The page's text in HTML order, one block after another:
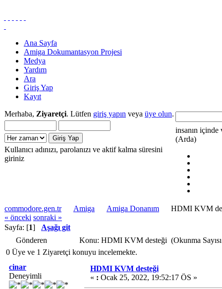
Ana Sayfa
Amiga Dokumantasyon Projesi
Medya
Yardım
Ara
Giriş Yap
Kayıt
Merhaba, Ziyaretçi. Lütfen giriş yapın veya üye olun.
Kullanıcı adınızı, parolanızı ve aktif kalma süresini
giriniz
insanın içinde
(Arda)
commodore.gen.tr Amiga Amiga Donanım
HDMI KVM
« önceki sonraki »
Sayfa: [1] Aşağı git
Gönderen
Konu: HDMI KVM desteği (Okunma
0 Üye ve 1 Ziyaretçi konuyu incelemekte.
cinar
Deneyimli
HDMI KVM desteği
« : Ocak 25, 2022, 19:52:17 ÖS »